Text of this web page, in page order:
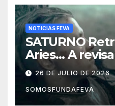
NOTICIAS FEVA
SATURNO
Aries… A
acciones
mejor las
26 DE JULIO DE 2026
SOMOSFUNDAFEVA